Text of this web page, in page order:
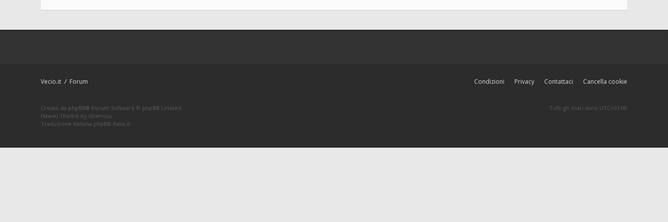
Vecio.it Forum Cancella cookie
Contattaci
Privacy
Condizioni
Creato da phpBB® Forum Software © phpBB Limited
Hawiki Theme by Gramziu
Traduzione Italiana phpBB-Italia.it
Tutti gli orari sono UTC+01:00